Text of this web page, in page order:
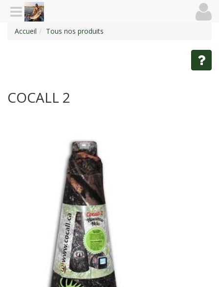
Accueil Tous nos produits
COCALL 2